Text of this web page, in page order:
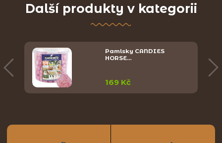
Další produkty v kategorii
Pamlsky CANDIES
HORSE…
169 Kč